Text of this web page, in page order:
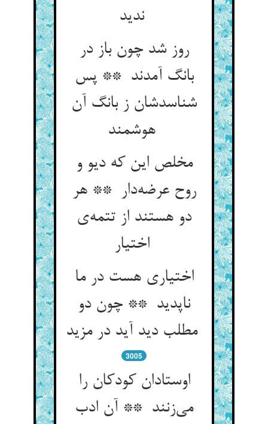
ندید
روز شد چون باز در
بانگ آمدند ** پس
شناسدشان ز بانگ آن
مخلص این که دیو و
روح عرضه‌دار ** هر
دو هستند از تتمه‌ی
اختیار
اختیاری هست در ما
ناپدید ** چون دو
مطلب دید آید در مزید
3005
اوستادان کودکان را
می‌زنند ** آن ادب